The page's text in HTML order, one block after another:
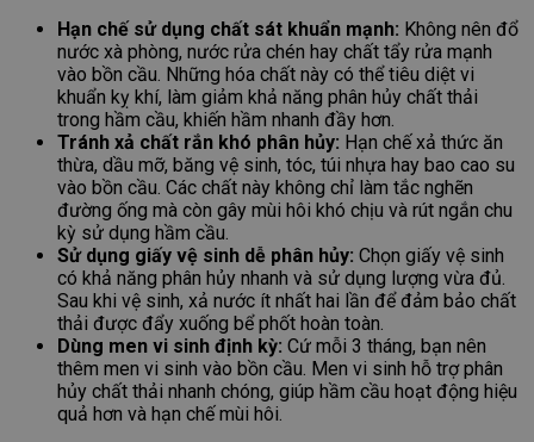
Hạn chế sử dụng chất sát khuẩn mạnh: Không nên đổ
nước xà phòng, nước rửa chén hay chất tẩy rửa mạnh
vào bồn cầu. Những hóa chất này có thể tiêu diệt vi
khuẩn kỵ khí, làm giảm khả năng phân hủy chất thải
trong hầm cầu, khiến hầm nhanh đầy hơn.
Tránh xả chất rắn khó phân hủy: Hạn chế xả thức ăn
thừa, dầu mỡ, băng vệ sinh, tóc, túi nhựa hay bao cao su
vào bồn cầu. Các chất này không chỉ làm tắc nghẽn
đường ống mà còn gây mùi hôi khó chịu và rút ngắn chu
kỳ sử dụng hầm cầu.
Sử dụng giấy vệ sinh dễ phân hủy: Chọn giấy vệ sinh
có khả năng phân hủy nhanh và sử dụng lượng vừa đủ.
Sau khi vệ sinh, xả nước ít nhất hai lần để đảm bảo chất
thải được đẩy xuống bể phốt hoàn toàn.
Dùng men vi sinh định kỳ: Cứ mỗi 3 tháng, bạn nên
thêm men vi sinh vào bồn cầu. Men vi sinh hỗ trợ phân
hủy chất thải nhanh chóng, giúp hầm cầu hoạt động hiệu
quả hơn và hạn chế mùi hôi.